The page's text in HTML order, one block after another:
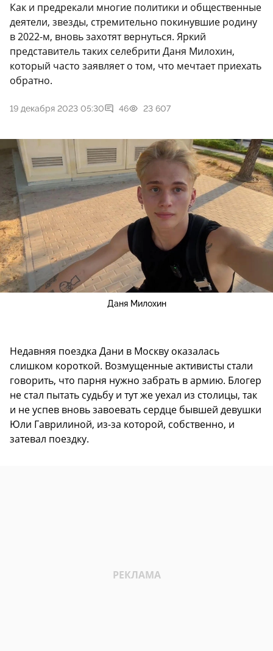
Как и предрекали многие политики и общественные
деятели, звезды, стремительно покинувшие родину
в 2022-м, вновь захотят вернуться. Яркий
представитель таких селебрити Даня Милохин,
который часто заявляет о том, что мечтает приехать
обратно.
19 декабря 2023 05:30 46 23 607
Даня Милохин
Недавняя поездка Дани в Москву оказалась
слишком короткой. Возмущенные активисты стали
говорить, что парня нужно забрать в армию. Блогер
не стал пытать судьбу и тут же уехал из столицы, так
и не успев вновь завоевать сердце бывшей девушки
Юли Гаврилиной, из-за которой, собственно, и
затевал поездку.